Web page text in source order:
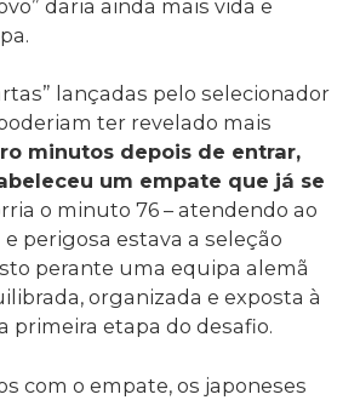
daria ainda mais vida e
lançadas pelo selecionador
ter revelado mais
minutos depois de entrar,
um empate que já se
o minuto 76 – atendendo ao
perigosa estava a seleção
perante uma equipa alemã
organizada e exposta à
primeira etapa do desafio.
com o empate, os japoneses